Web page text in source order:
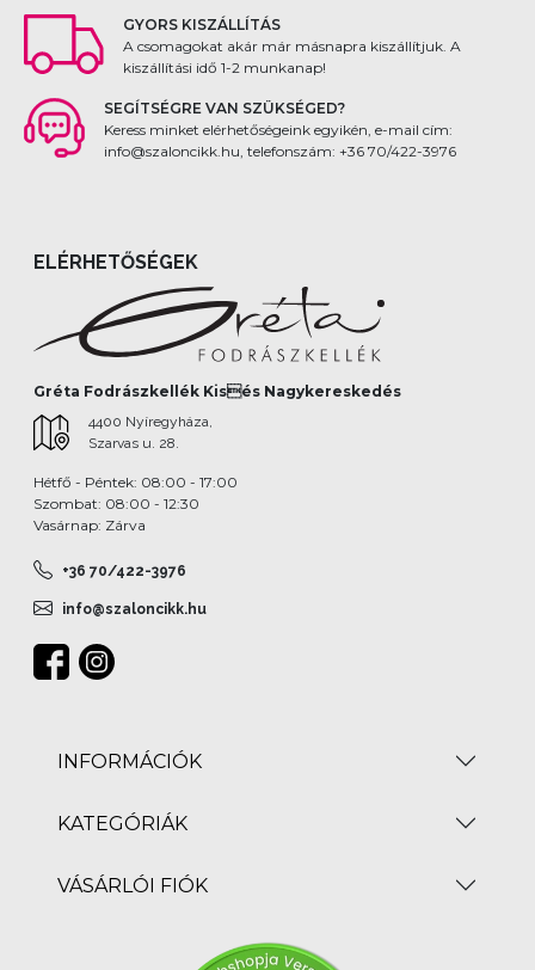
GYORS KISZÁLLÍTÁS
A csomagokat akár már másnapra kiszállítjuk. A
kiszállítási idő 1-2 munkanap!
SEGÍTSÉGRE VAN SZÜKSÉGED?
Keress minket elérhetőségeink egyikén, e-mail cím:
info@szaloncikk.hu, telefonszám: +36 70/422-3976
ELÉRHETŐSÉGEK
Gréta Fodrászkellék Kisés Nagykereskedés
4400 Nyíregyháza,
Szarvas u. 28.
Hétfő - Péntek: 08:00 - 17:00
Szombat: 08:00 - 12:30
Vasárnap: Zárva
+36 70/422-3976
info@szaloncikk.hu
INFORMÁCIÓK
KATEGÓRIÁK
VÁSÁRLÓI FIÓK